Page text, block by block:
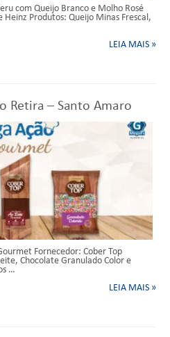
com Queijo Branco e Molho Rosé
Produtos: Queijo Minas Frescal,
LEIA MAIS »
Retira – Santo Amaro
Fornecedor: Cober Top
Chocolate Granulado Color e
…
LEIA MAIS »